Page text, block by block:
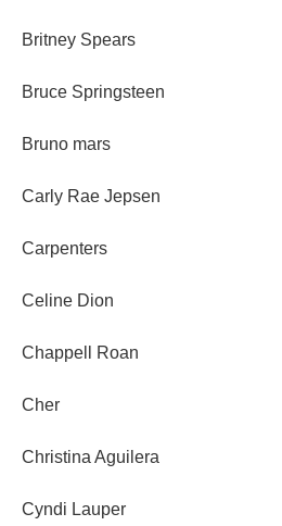
Britney Spears
Bruce Springsteen
Bruno mars
Carly Rae Jepsen
Carpenters
Celine Dion
Chappell Roan
Cher
Christina Aguilera
Cyndi Lauper